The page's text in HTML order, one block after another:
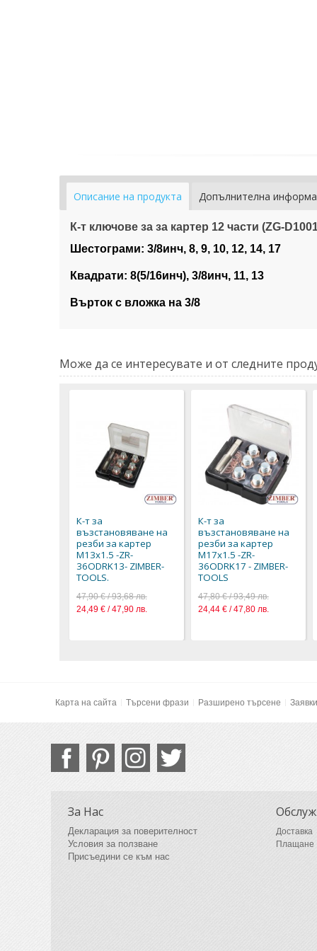
Описание на продукта Допълнителна
К-т ключове за за картер 12 части (ZG-
Шестограми: 3/8инч, 8, 9, 10, 12, 14, 17
Квадрати: 8(5/16инч), 3/8инч, 11, 13
Върток с вложка на 3/8
Може да се интересувате и от следните
К-т за
възстановяване на
резби за картер
M13x1.5 -ZR-
36ODRK13- ZIMBER-
TOOLS.
47,90 € / 93,68 лв.
24,49 € / 47,90 лв.
К-т за
възстановяване на
резби за картер
M17x1.5 -ZR-
36ODRK17 - ZIMBER-
TOOLS
47,80 € / 93,49 лв.
24,44 € / 47,80 лв.
Карта на сайта Търсени фрази Разширено търсене
За Нас
Декларация за поверителност
Условия за ползване
Присъедини се към нас
Доставка
Плащане